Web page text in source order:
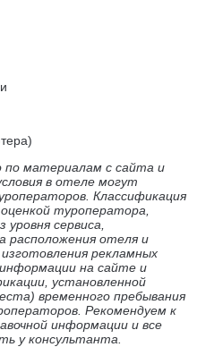
по материалам с сайта и
в отеле могут
Классификация
туроператора,
сервиса,
расположения отеля и
рекламных
на сайте и
установленной
временного пребывания
Рекомендуем к
информации и все
у консультанта.